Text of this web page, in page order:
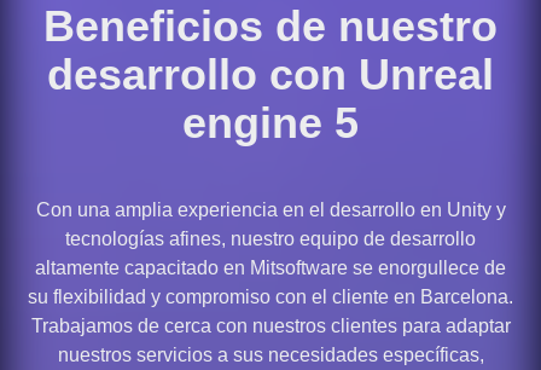
Beneficios de nuestro
desarrollo con Unreal
engine 5
Con una amplia experiencia en el desarrollo en Unity y
tecnologías afines, nuestro equipo de desarrollo
altamente capacitado en Mitsoftware se enorgullece de
su flexibilidad y compromiso con el cliente en Barcelona.
Trabajamos de cerca con nuestros clientes para adaptar
nuestros servicios a sus necesidades específicas,